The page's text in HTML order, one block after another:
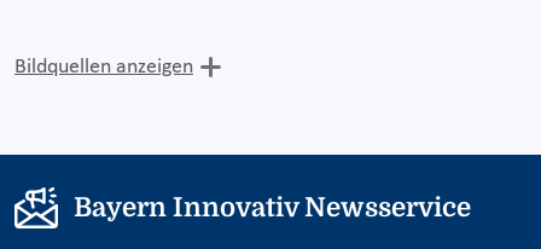
Bildquellen anzeigen
Bayern Innovativ Newsservice